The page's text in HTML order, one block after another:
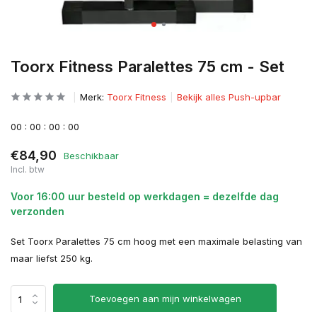
Toorx Fitness Paralettes 75 cm - Set
Merk: Toorx Fitness Bekijk alles Push-upbar
00 : 00 : 00 : 00
€84,90 Beschikbaar
Incl. btw
Voor 16:00 uur besteld op werkdagen = dezelfde dag
verzonden
Set Toorx Paralettes 75 cm hoog met een maximale belasting van
maar liefst 250 kg.
Toevoegen aan mijn winkelwagen